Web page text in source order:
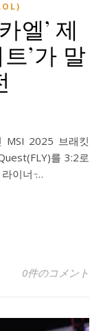
엘’ 제
’가 말
를 3:2로
라이너 ̵…
0件のコメント